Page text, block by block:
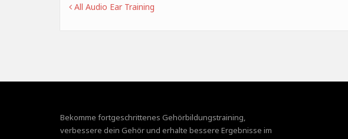
All Audio Ear Training
Bekomme fortgeschrittenes Gehörbildungstraining,
verbessere dein Gehör und erhalte bessere Ergebnisse im